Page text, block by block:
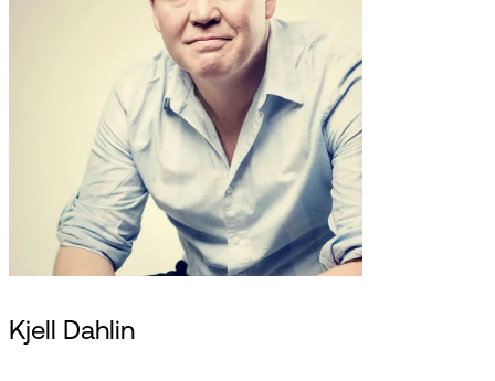
Kjell Dahlin